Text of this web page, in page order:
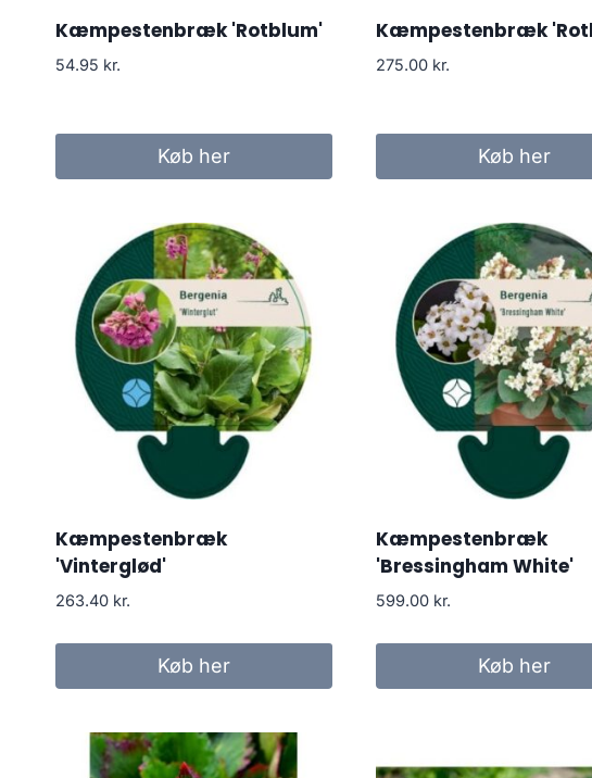
Kæmpestenbræk 'Rotblum'
54.95 kr.
Køb her
Kæmpestenbræk
275.00 kr.
Køb her
Kæmpestenbræk
'Vinterglød'
263.40 kr.
Køb her
Kæmpestenbræk
'Bressingham White'
599.00 kr.
Køb her